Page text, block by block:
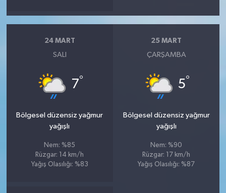
24 MART
SALI
7°
Bölgesel düzensiz yağmur
yağışlı
Nem: %85
Rüzgar: 14 km/h
Yağış Olasılığı: %83
25 MART
ÇARŞAMBA
5°
Bölgesel düzensiz yağmur
yağışlı
Nem: %90
Rüzgar: 17 km/h
Yağış Olasılığı: %87